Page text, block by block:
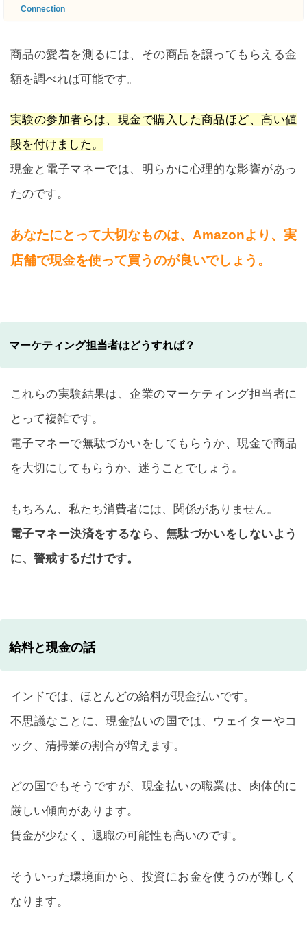
Connection
商品の愛着を測るには、その商品を譲ってもらえる金
額を調べれば可能です。
実験の参加者らは、現金で購入した商品ほど、高い値
段を付けました。
現金と電子マネーでは、明らかに心理的な影響があっ
たのです。
あなたにとって大切なものは、Amazonより、実
店舗で現金を使って買うのが良いでしょう。
マーケティング担当者はどうすれば？
これらの実験結果は、企業のマーケティング担当者に
とって複雑です。
電子マネーで無駄づかいをしてもらうか、現金で商品
を大切にしてもらうか、迷うことでしょう。
もちろん、私たち消費者には、関係がありません。
電子マネー決済をするなら、無駄づかいをしないよう
に、警戒するだけです。
給料と現金の話
インドでは、ほとんどの給料が現金払いです。
不思議なことに、現金払いの国では、ウェイターやコ
ック、清掃業の割合が増えます。
どの国でもそうですが、現金払いの職業は、肉体的に
厳しい傾向があります。
賃金が少なく、退職の可能性も高いのです。
そういった環境面から、投資にお金を使うのが難しく
なります。